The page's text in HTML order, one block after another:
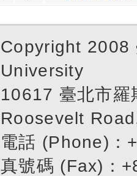
Copyright 2008
University
10617 臺北市
Roosevelt
電話 (Phone)
真號碼 (Fax)：